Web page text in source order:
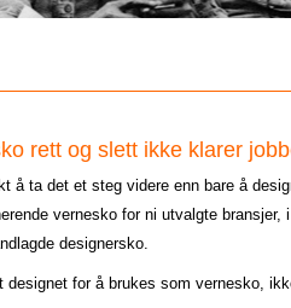
rett og slett ikke klarer
å ta det et steg videre enn bare å
vernesko for ni utvalgte
designersko.
designet for å brukes som vernesko,